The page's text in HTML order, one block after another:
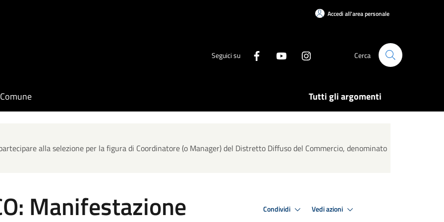
Accedi all'area personale
Seguici su Cerca
Tutti gli argomenti
alla selezione per la figura di Coordinatore (o Manager) del Distretto Diffuso del Commercio, denominato
Manifestazione Condividi Vedi azioni